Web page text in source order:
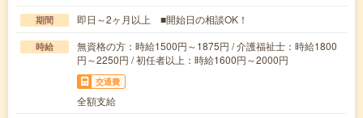
期間 即日～2ヶ月以上 ■開始日の相談OK！
時給
無資格の方：時給1500円～1875円 / 介護福祉士：時給1800
円～2250円 / 初任者以上：時給1600円～2000円
交通費
全額支給